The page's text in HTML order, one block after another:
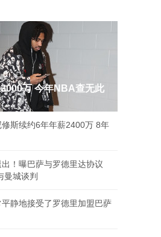
万 今年NBA查无此
斯续约6年年薪2400万 8年
！曝巴萨与罗德里达协议
曼城谈判
静地接受了罗德里加盟巴萨